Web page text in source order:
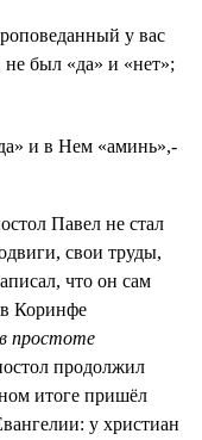
у вас
был «да» и «нет»;
и в Нем «аминь»,-
Павел не стал
свои труды,
что он сам
Коринфе
простоте
продолжил
итоге пришёл
у христиан